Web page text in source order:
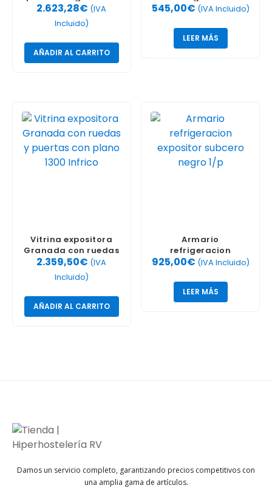
4S
2.623,28€ (IVA
Incluido)
AÑADIR AL CARRITO
sobremostrador
545,00€ (IVA Incluido)
LEER MÁS
Vitrina expositora
Granada con ruedas
y puertas con plano
1300 Infrico
2.359,50€ (IVA
Incluido)
AÑADIR AL CARRITO
Armario
refrigeracion
expositor subcero
925,00€ (IVA Incluido)
LEER MÁS
Damos un servicio completo, garantizando precios competitivos con
una amplia gama de artículos.